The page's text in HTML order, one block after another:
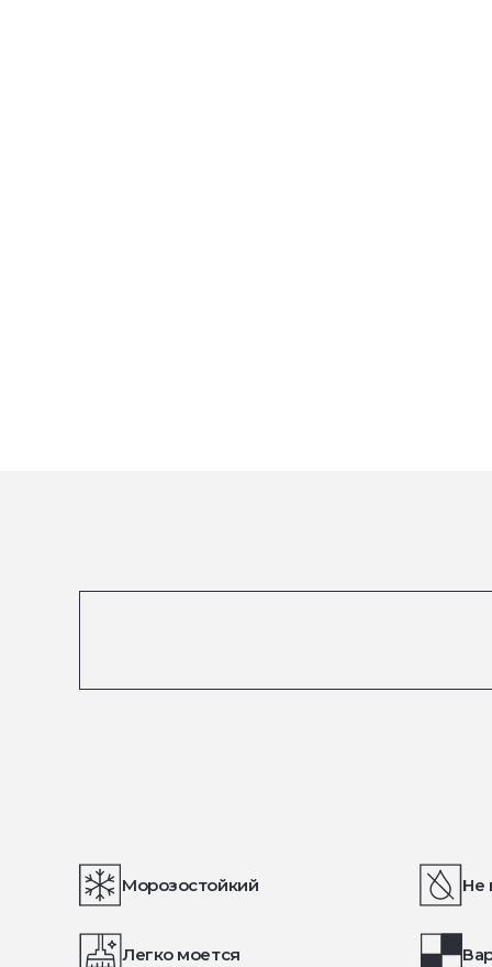
Морозостойкий Не
Легко моется